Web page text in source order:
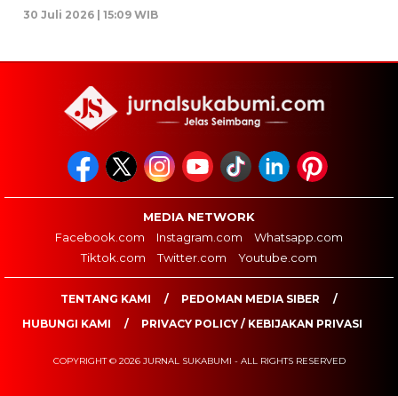
30 Juli 2026 | 15:09 WIB
MEDIA NETWORK
Facebook.com
Instagram.com
Whatsapp.com
Tiktok.com
Twitter.com Youtube.com
TENTANG KAMI
PEDOMAN MEDIA SIBER
HUBUNGI KAMI
PRIVACY POLICY / KEBIJAKAN PRIVASI
COPYRIGHT © 2026 JURNAL SUKABUMI - ALL RIGHTS RESERVED